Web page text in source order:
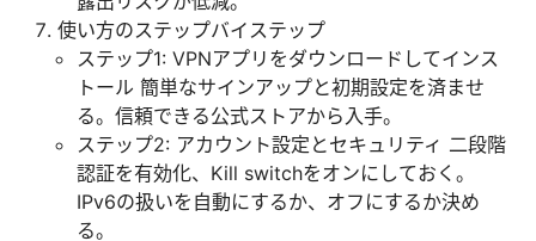
使い方のステップバイステップ
ステップ1: VPNアプリをダウンロードしてインス
トール 簡単なサインアップと初期設定を済ませ
る。信頼できる公式ストアから入手。
ステップ2: アカウント設定とセキュリティ 二段階
認証を有効化、Kill switchをオンにしておく。
IPv6の扱いを自動にするか、オフにするか決め
る。